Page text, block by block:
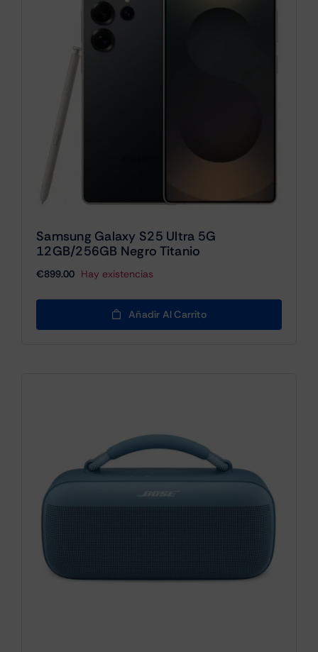
Samsung Galaxy S25 Ultra 5G
12GB/256GB Negro Titanio
€899.00 Hay existencias
Añadir Al Carrito